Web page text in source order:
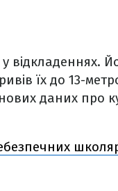
відкладеннях.
їх до 13-
даних про